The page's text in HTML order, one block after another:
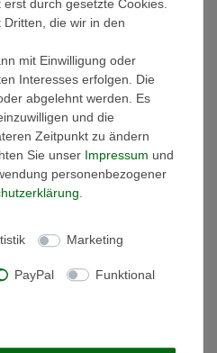
€ 50,15 € *
In den Warenkorb
MwSt.zzgl.Versandkosten
Damen Armband SEA
Silber blau 22 cm
€ 41,65 € *
zzgl.
durch gesetzte Cookies.
die wir in den
mit Einwilligung oder
Interesses erfolgen. Die
abgelehnt werden. Es
und die
Zeitpunkt zu ändern
Sie unser Impressum und
personenbezogener
Marketing
PayPal Funktional